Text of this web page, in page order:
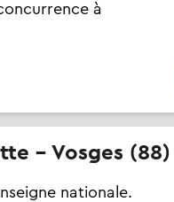
à
- Vosges (88)
nationale.